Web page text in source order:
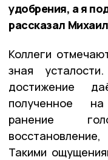
удобрения, а я
рассказал
Коллеги
зная
достижение
полученное
ранение
Такими